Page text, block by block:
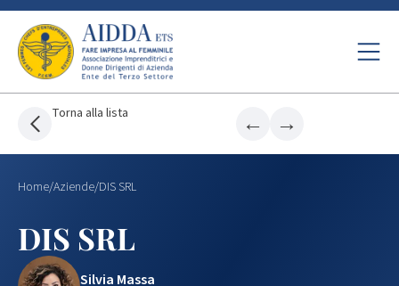
Torna alla lista ← →
Home/Aziende/DIS SRL
DIS SRL
Silvia Massa